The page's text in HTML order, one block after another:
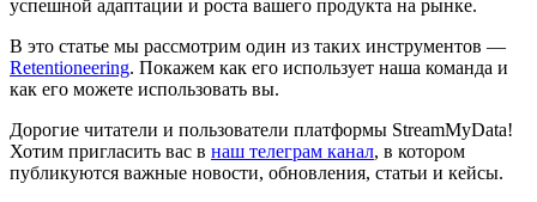
успешной адаптации и роста вашего продукта на рынке.
В это статье мы рассмотрим один из таких инструментов —
Retentioneering. Покажем как его использует наша команда и
как его можете использовать вы.
Дорогие читатели и пользователи платформы StreamMyData!
Хотим пригласить вас в наш телеграм канал, в котором
публикуются важные новости, обновления, статьи и кейсы.